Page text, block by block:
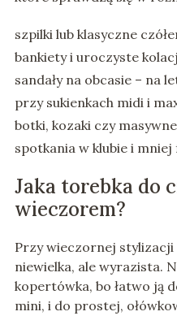
szpilki lub klasyczne
bankiety i uroczyste
sandały na obcasie – na
przy sukienkach midi i
botki, kozaki czy
spotkania w klubie i
Jaka torebka do
wieczorem?
Przy wieczornej
niewielka, ale wyrazista.
kopertówka, bo łatwo ją
mini, i do prostej,